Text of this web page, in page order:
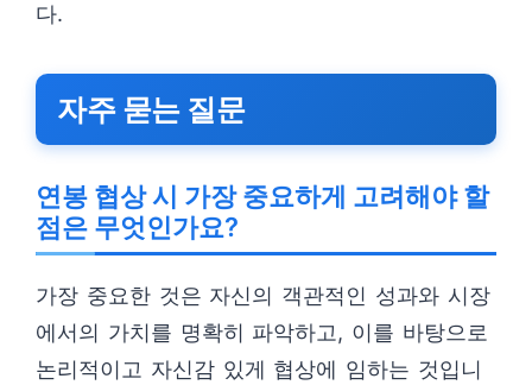
다.
자주 묻는 질문
연봉 협상 시 가장 중요하게 고려해야 할
점은 무엇인가요?
가장 중요한 것은 자신의 객관적인 성과와 시장
에서의 가치를 명확히 파악하고, 이를 바탕으로
논리적이고 자신감 있게 협상에 임하는 것입니